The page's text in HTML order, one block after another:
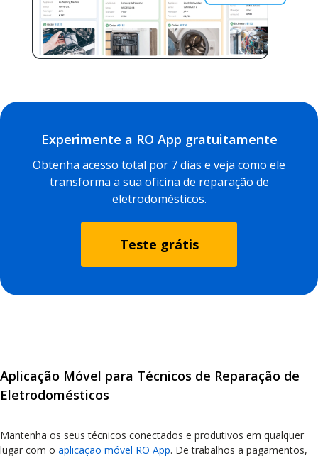
Experimente a RO App gratuitamente
Obtenha acesso total por 7 dias e veja como ele
transforma a sua oficina de reparação de
eletrodomésticos.
Teste grátis
Aplicação Móvel para Técnicos de Reparação de
Eletrodomésticos
Mantenha os seus técnicos conectados e produtivos em qualquer
lugar com o aplicação móvel RO App. De trabalhos a pagamentos,